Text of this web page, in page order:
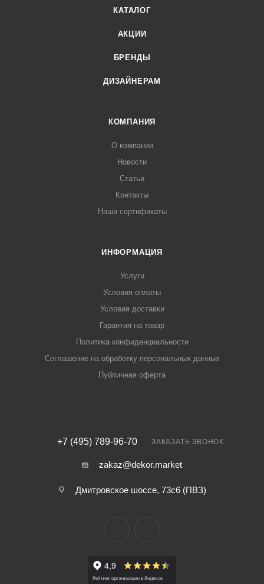
КАТАЛОГ
АКЦИИ
БРЕНДЫ
ДИЗАЙНЕРАМ
КОМПАНИЯ
О компании
Новости
Статьи
Контакты
Наши сертификаты
ИНФОРМАЦИЯ
Услуги
Условия оплаты
Условия доставки
Гарантия на товар
Политика конфиденциальности
Соглашение на обработку персональных данных
Публичная оферта
+7 (495) 789-96-70 ЗАКАЗАТЬ ЗВОНОК
zakaz@dekor.market
Дмитровское шоссе, 73с6 (ПВЗ)